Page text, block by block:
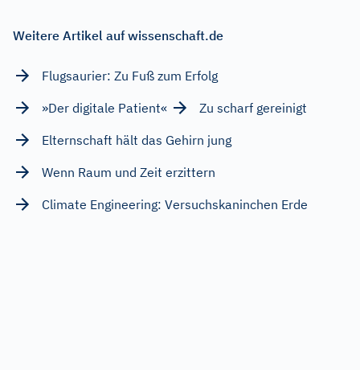
Weitere Artikel auf wissenschaft.de
Flugsaurier: Zu Fuß zum Erfolg
»Der digitale Patient«
Zu scharf gereinigt
Elternschaft hält das Gehirn jung
Wenn Raum und Zeit erzittern
Climate Engineering: Versuchskaninchen Erde